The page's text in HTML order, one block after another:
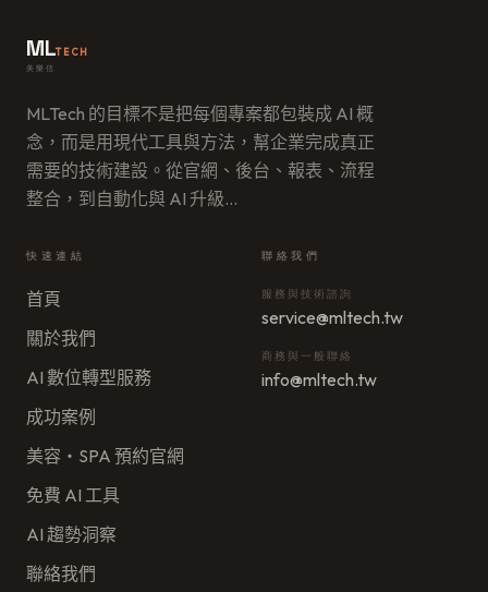
MLTECH
美樂信
MLTech 的目標不是把每個專案都包裝成 AI 概
念，而是用現代工具與方法，幫企業完成真正
需要的技術建設。從官網、後台、報表、流程
整合，到自動化與 AI 升級…
快速連結
首頁
關於我們
AI 數位轉型服務
成功案例
美容・SPA 預約官網
免費 AI 工具
AI 趨勢洞察
聯絡我們
聯絡我們
服務與技術諮詢
service@mltech.tw
商務與一般聯絡
info@mltech.tw